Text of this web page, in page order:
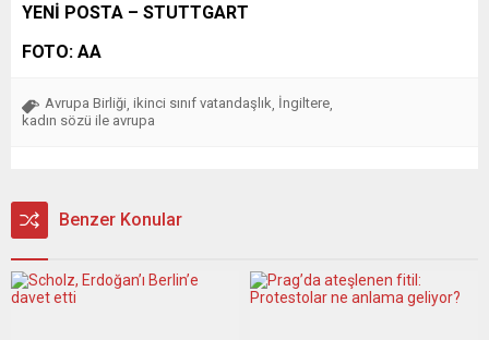
YENİ POSTA – STUTTGART
FOTO: AA
Avrupa Birliği ikinci sınıf vatandaşlık İngiltere
kadın sözü ile avrupa
Benzer Konular